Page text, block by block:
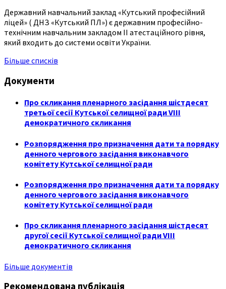
Державний навчальний заклад «Кутський професійний
ліцей» ( ДНЗ «Кутський ПЛ») є державним професійно-
технічним навчальним закладом ІІ атестаційного рівня,
який входить до системи освіти України.
Більше списків
Документи
Про скликання пленарного засідання шістдесят
третьої сесії Кутської селищної ради VIII
демократичного скликання
Розпорядження про призначення дати та порядку
денного чергового засідання виконавчого
комітету Кутської селищної ради
Розпорядження про призначення дати та порядку
денного чергового засідання виконавчого
комітету Кутської селищної ради
Про скликання пленарного засідання шістдесят
другої сесії Кутської селищної ради VIII
демократичного скликання
Більше документів
Рекомендована публікація